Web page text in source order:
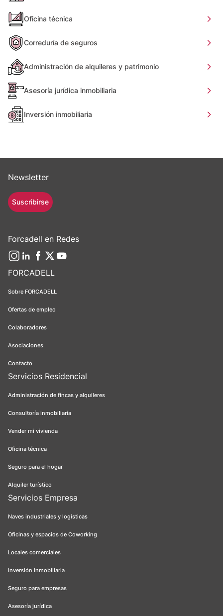
Oficina técnica
Correduría de seguros
Administración de alquileres y patrimonio
Asesoría jurídica inmobiliaria
Inversión inmobiliaria
FORCADELL
Sobre FORCADELL
Ofertas de empleo
Colaboradores
Asociaciones
Contacto
Servicios Residencial
Administración de fincas y alquileres
Consultoría inmobiliaria
Vender mi vivienda
Oficina técnica
Seguro para el hogar
Alquiler turístico
Servicios Empresa
Naves industriales y logísticas
Oficinas y espacios de Coworking
Locales comerciales
Inversión inmobiliaria
Seguro para empresas
Asesoría jurídica
Newsletter
Suscribirse
Forcadell en Redes